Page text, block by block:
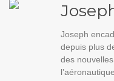
Joseph
depuis plus
des